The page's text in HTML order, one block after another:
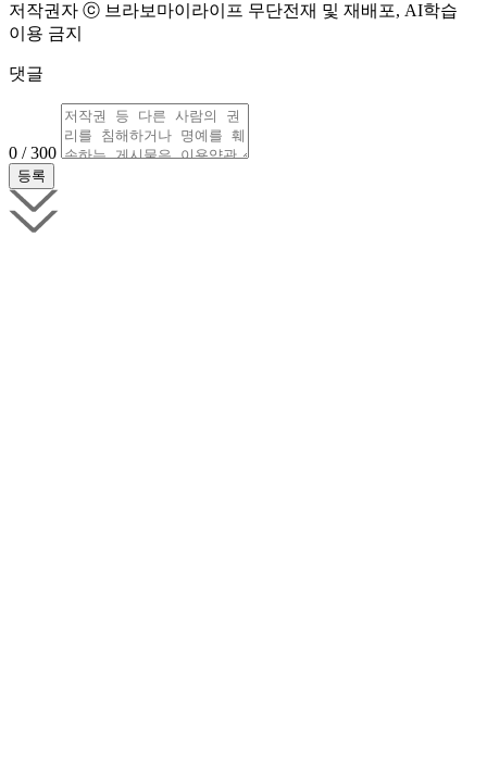
저작권자 ⓒ 브라보마이라이프 무단전재 및 재배포, AI학습
이용 금지
댓글
0 / 300